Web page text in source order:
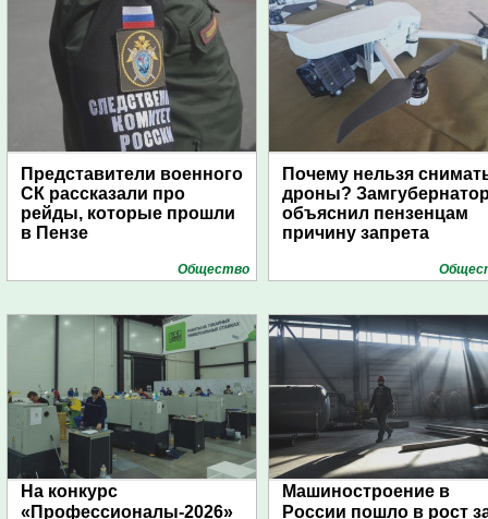
Представители военного
СК рассказали про
рейды, которые прошли
в Пензе
Общество
Почему нельзя
дроны?
объяснил пензенцам
причину запрета
На конкурс
«Профессионалы-2026»
Машиностроение в
России пошло в рост